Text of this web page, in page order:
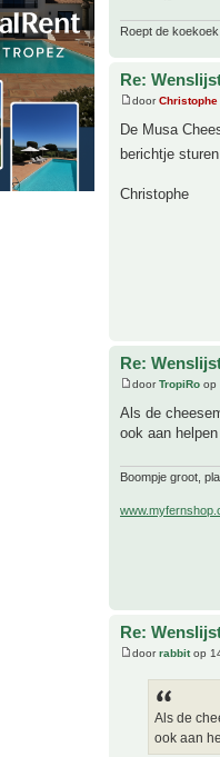
Roept de
Re:
doorChristophe
De Musa
berichtje sturen
Christophe
Re:
doorTropiRo op
Als de
ook aan
Boompje groot,
Re:
doorrabbitop
Als de
ook aan